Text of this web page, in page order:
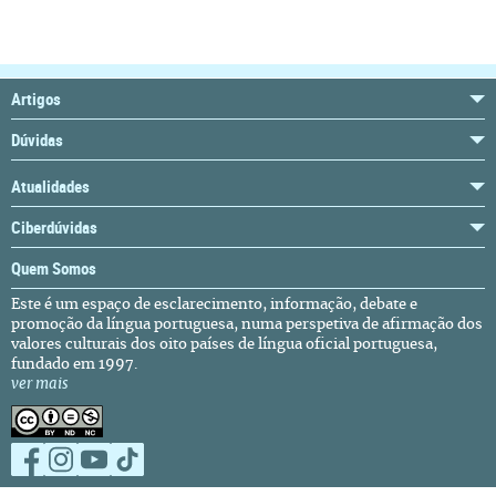
Artigos
Dúvidas
Atualidades
Ciberdúvidas
Quem Somos
Este é um espaço de esclarecimento, informação, debate e
promoção da língua portuguesa, numa perspetiva de afirmação dos
valores culturais dos oito países de língua oficial portuguesa,
fundado em 1997.
ver mais